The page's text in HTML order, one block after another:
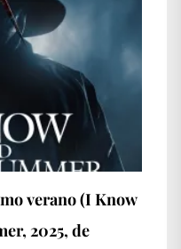
verano (I Know
2025, de